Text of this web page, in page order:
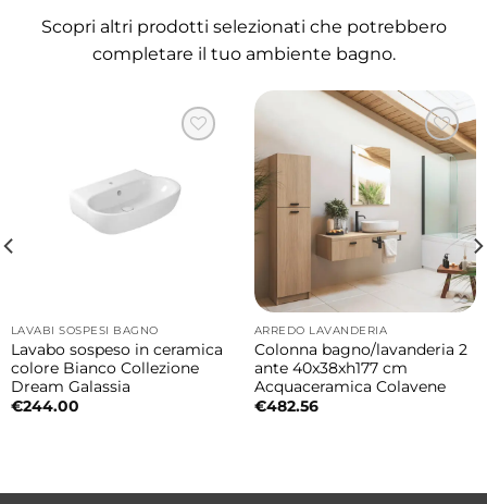
domestica.
La decorazione Grafika 4 valorizza l’ambiente
con uno stile moderno e ricercato. L’effetto
grafico esterno crea personalità e carattere
mantenendo un’estetica pulita ed elegante.
Design firmato Alessandro Paolelli
La collezione Wynn nasce dal design di
Alessandro Paolelli, caratterizzato da linee
essenziali, proporzioni equilibrate e dettagli
contemporanei pensati per valorizzare
Scopri altri prodotti selezionati che potrebbero
completare il tuo ambiente bagno.
LAVABI SOSPESI BAGNO
Lavabo sospeso in ceramica
colore Bianco Collezione
Dream Galassia
€244.00
ARREDO LAVANDERIA
Colonna bagno/lavanderia 2
ante 40x38xh177 cm
Acquaceramica Colavene
€482.56